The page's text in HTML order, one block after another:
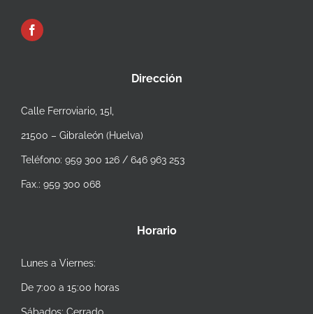
Dirección
Calle Ferroviario, 15I,
21500 – Gibraleón (Huelva)
Teléfono: 959 300 126 / 646 963 253
Fax.: 959 300 068
Horario
Lunes a Viernes:
De 7:00 a 15:00 horas